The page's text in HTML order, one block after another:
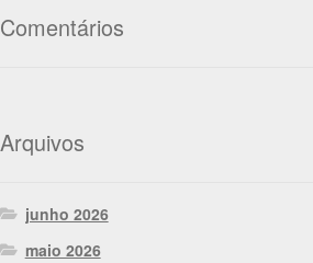
Comentários
Arquivos
junho 2026
maio 2026